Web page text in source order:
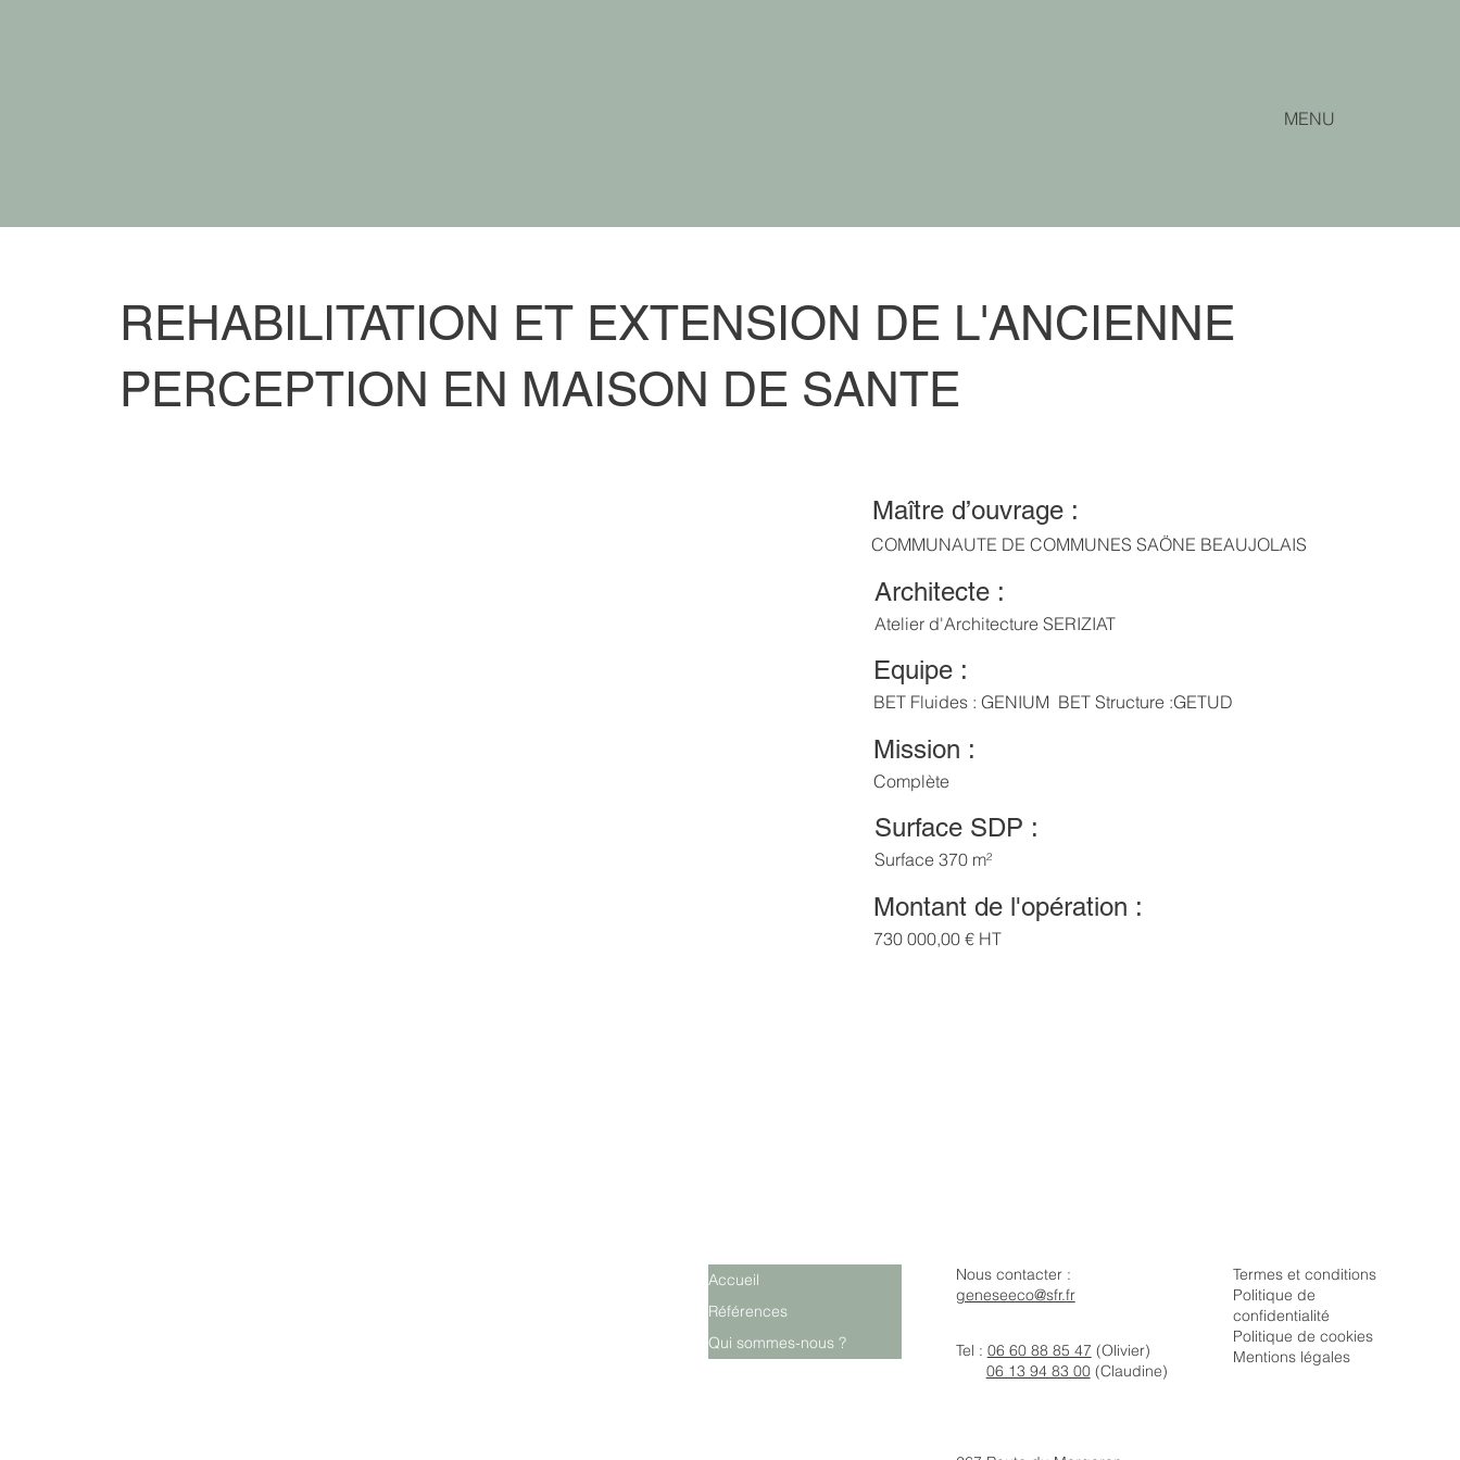
MENU
REHABILITATION ET EXTENSION DE L'ANCIENNE
PERCEPTION EN MAISON DE SANTE
Maître d’ouvrage :
COMMUNAUTE DE COMMUNES SAÖNE BEAUJOLAIS
Architecte :
Atelier d'Architecture SERIZIAT
Equipe :
BET Fluides : GENIUM BET Structure :GETUD
Mission :
Complète
Surface SDP :
Surface370 m²
Montant de l'opération :
730 000,00 € HT
Accueil
Références
Qui sommes-nous ?
Nous contacter :
geneseeco@sfr.fr
Tel : 06 60 88 85 47 (Olivier)
06 13 94 83 00(Claudine)
Termes et conditions
Politique de
confidentialité
Politique de cookies
Mentions légales